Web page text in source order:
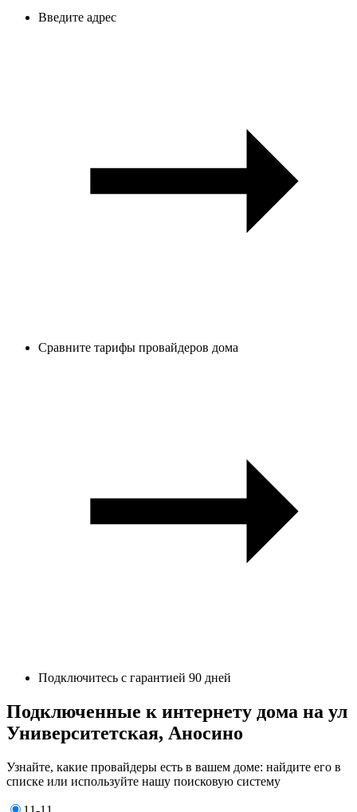
Введите адрес
Сравните тарифы провайдеров дома
Подключитесь с гарантией 90 дней
Подключенные к интернету дома на ул
Университетская, Аносино
Узнайте, какие провайдеры есть в вашем доме: найдите его в
списке или используйте нашу поисковую систему